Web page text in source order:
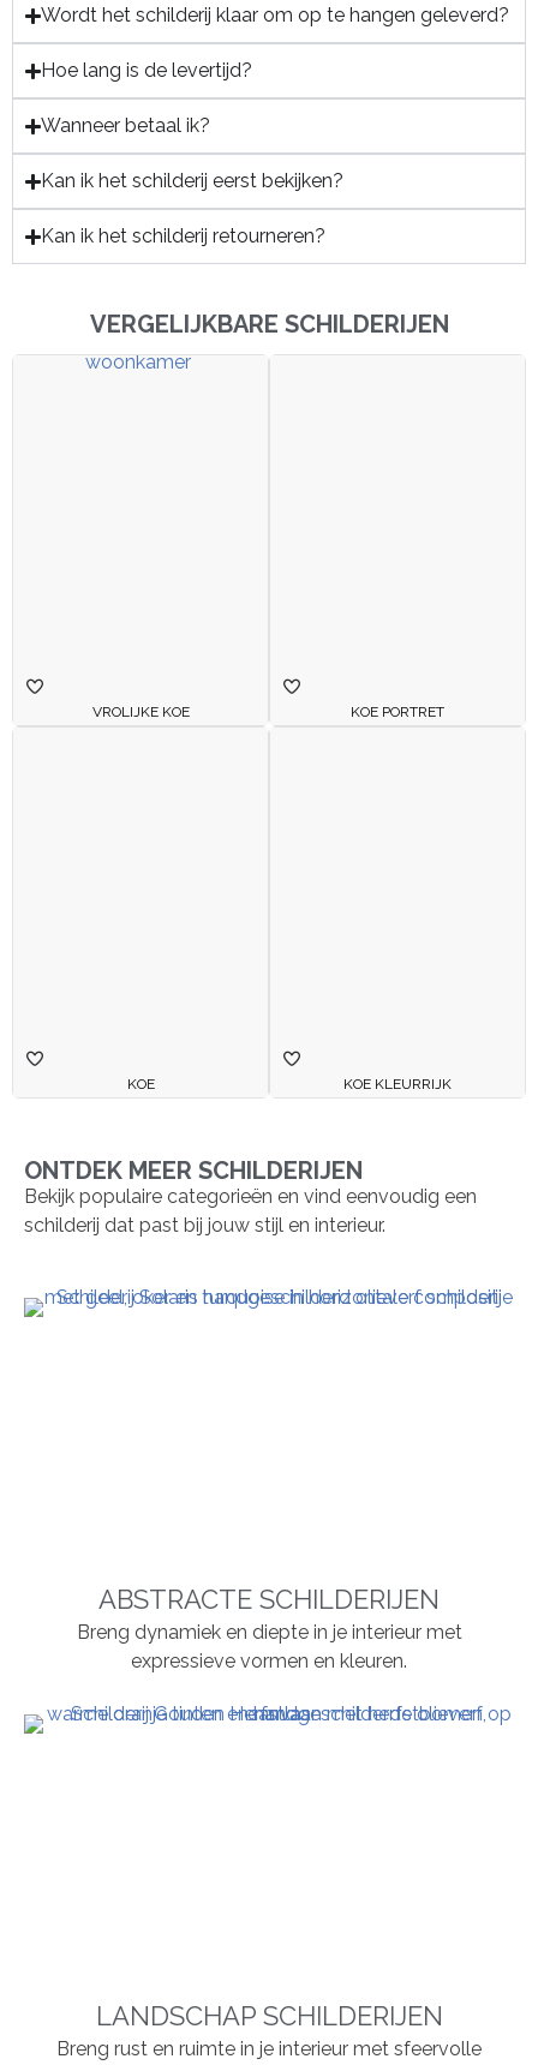
Wordt het schilderij klaar om op te hangen geleverd?
Hoe lang is de levertijd?
Wanneer betaal ik?
Kan ik het schilderij eerst bekijken?
Kan ik het schilderij retourneren?
VERGELIJKBARE SCHILDERIJEN
VROLIJKE KOE KOE PORTRET
KOE KOE KLEURRIJK
ONTDEK MEER SCHILDERIJEN
Bekijk populaire categorieën en vind eenvoudig een
schilderij dat past bij jouw stijl en interieur.
ABSTRACTE SCHILDERIJEN
Breng dynamiek en diepte in je interieur met
expressieve vormen en kleuren.
LANDSCHAP SCHILDERIJEN
Breng rust en ruimte in je interieur met sfeervolle